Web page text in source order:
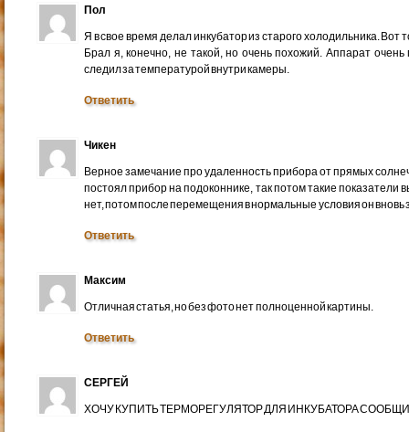
Пол
Я в свое время делал инкубатор из старого холодильника. Вот
Брал я, конечно, не такой, но очень похожий. Аппарат
следил за температурой внутри камеры.
Ответить
Чикен
Верное замечание про удаленность прибора от прямых
постоял прибор на подоконнике, так потом такие показатели
нет, потом после перемещения в нормальные условия он вновь
Ответить
Максим
Отличная статья, но без фото нет полноценной картины.
Ответить
СЕРГЕЙ
ХОЧУ КУПИТЬ ТЕРМОРЕГУЛЯТОР ДЛЯ ИНКУБАТОРА